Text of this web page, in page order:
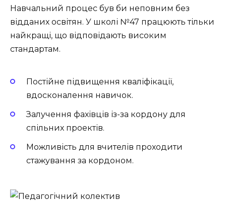
Навчальний процес був би неповним без
відданих освітян. У школі №47 працюють тільки
найкращі, що відповідають високим
стандартам.
Постійне підвищення кваліфікації,
вдосконалення навичок.
Залучення фахівців із-за кордону для
спільних проектів.
Можливість для вчителів проходити
стажування за кордоном.